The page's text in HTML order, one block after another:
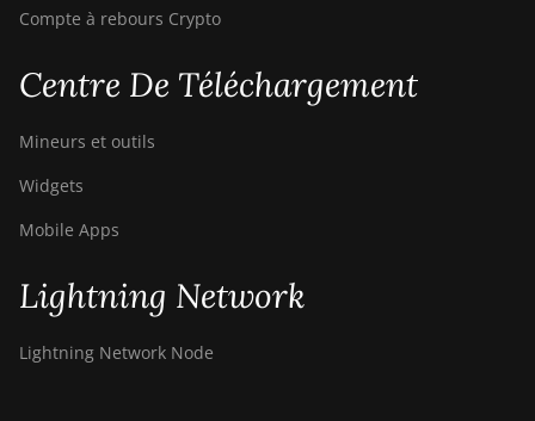
Compte à rebours Crypto
Centre De Téléchargement
Mineurs et outils
Widgets
Mobile Apps
Lightning Network
Lightning Network Node